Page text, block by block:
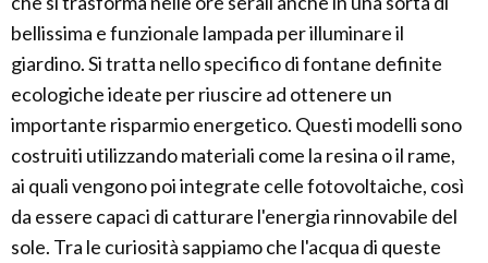
bellissima e funzionale lampada per illuminare il
giardino. Si tratta nello specifico di fontane definite
ecologiche ideate per riuscire ad ottenere un
importante risparmio energetico. Questi modelli sono
costruiti utilizzando materiali come la resina o il rame,
ai quali vengono poi integrate celle fotovoltaiche, così
da essere capaci di catturare l'energia rinnovabile del
sole. Tra le curiosità sappiamo che l'acqua di queste